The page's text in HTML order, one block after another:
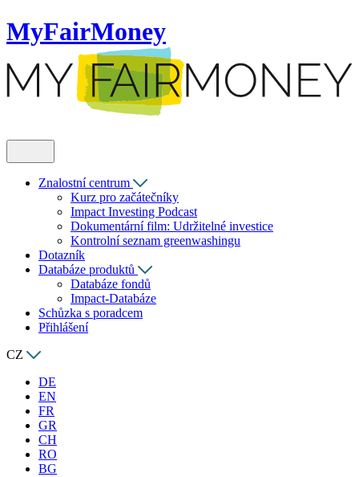
MyFairMoney
Znalostní centrum
Kurz pro začátečníky
Impact Investing Podcast
Dokumentární film: Udržitelné investice
Kontrolní seznam greenwashingu
Dotazník
Databáze produktů
Databáze fondů
Impact-Databáze
Schůzka s poradcem
Přihlášení
CZ
DE
EN
FR
GR
CH
RO
BG